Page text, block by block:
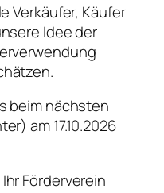
Verkäufer, Käufer
Idee der
beim nächsten
am 17.10.2026
Förderverein